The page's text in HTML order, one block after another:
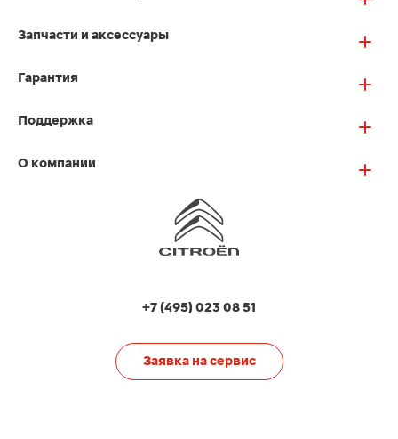
Запчасти и аксессуары
Гарантия
Поддержка
О компании
+7 (495) 023 08 51
Заявка на сервис